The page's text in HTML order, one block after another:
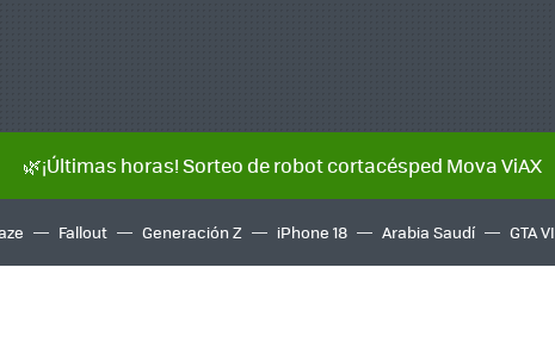
🌿¡Últimas horas! Sorteo de robot cortacésped Mova ViAX
Fallout Generación Z iPhone 18 Arabia Saudí GTA VI